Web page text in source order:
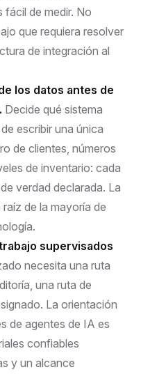
fácil de medir. No
que requiera resolver
de integración al
los datos antes de
Decide qué sistema
escribir una única
de clientes, números
de inventario: cada
verdad declarada. La
de la mayoría de
supervisados
necesita una ruta
una ruta de
La orientación
de agentes de IA es
confiables
y un alcance